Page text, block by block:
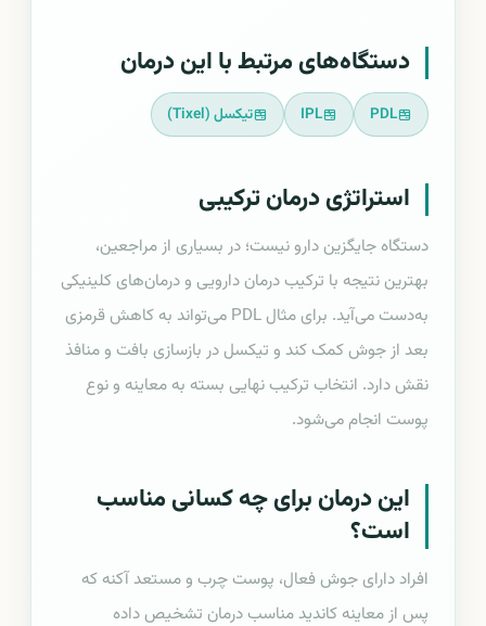
دستگاه‌های مرتبط با این درمان
PDL
IPL تیکسل (Tixel)
استراتژی درمان ترکیبی
دستگاه جایگزین دارو نیست؛ در بسیاری از مراجعین،
بهترین نتیجه با ترکیب درمان دارویی و درمان‌های کلینیکی
به‌دست می‌آید. برای مثال PDL می‌تواند به کاهش قرمزی
بعد از جوش کمک کند و تیکسل در بازسازی بافت و منافذ
نقش دارد. انتخاب ترکیب نهایی بسته به معاینه و نوع
پوست انجام می‌شود.
این درمان برای چه کسانی مناسب
است؟
افراد دارای جوش فعال، پوست چرب و مستعد آکنه که
پس از معاینه کاندید مناسب درمان تشخیص داده